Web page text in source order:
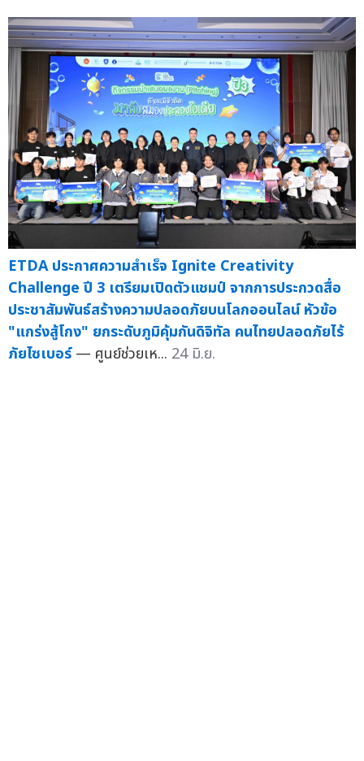
ETDA ประกาศความสำเร็จ Ignite Creativity
Challenge ปี 3 เตรียมเปิดตัวแชมป์ จากการประกวดสื่อ
ประชาสัมพันธ์สร้างความปลอดภัยบนโลกออนไลน์ หัวข้อ
"แกร่งสู้โกง" ยกระดับภูมิคุ้มกันดิจิทัล คนไทยปลอดภัยไร้
ภัยไซเบอร์ — ศูนย์ช่วยเห... 24 มิ.ย.